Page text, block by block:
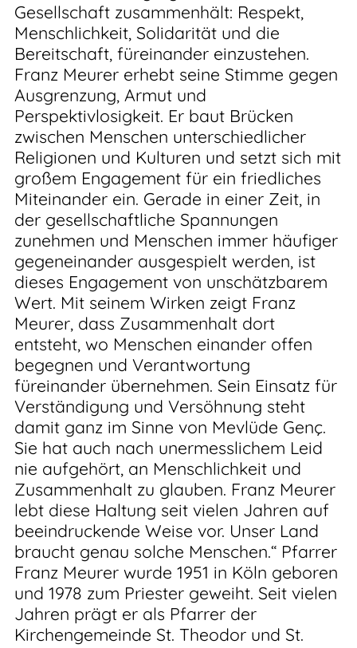
Gesellschaft zusammenhält: Respekt,
Menschlichkeit, Solidarität und die
Bereitschaft, füreinander einzustehen.
Franz Meurer erhebt seine Stimme gegen
Ausgrenzung, Armut und
Perspektivlosigkeit. Er baut Brücken
zwischen Menschen unterschiedlicher
Religionen und Kulturen und setzt sich mit
großem Engagement für ein friedliches
Miteinander ein. Gerade in einer Zeit, in
der gesellschaftliche Spannungen
zunehmen und Menschen immer häufiger
gegeneinander ausgespielt werden, ist
dieses Engagement von unschätzbarem
Wert. Mit seinem Wirken zeigt Franz
Meurer, dass Zusammenhalt dort
entsteht, wo Menschen einander offen
begegnen und Verantwortung
füreinander übernehmen. Sein Einsatz für
Verständigung und Versöhnung steht
damit ganz im Sinne von Mevlüde Genç.
Sie hat auch nach unermesslichem Leid
nie aufgehört, an Menschlichkeit und
Zusammenhalt zu glauben. Franz Meurer
lebt diese Haltung seit vielen Jahren auf
beeindruckende Weise vor. Unser Land
braucht genau solche Menschen.“ Pfarrer
Franz Meurer wurde 1951 in Köln geboren
und 1978 zum Priester geweiht. Seit vielen
Jahren prägt er als Pfarrer der
Kirchengemeinde St. Theodor und St.